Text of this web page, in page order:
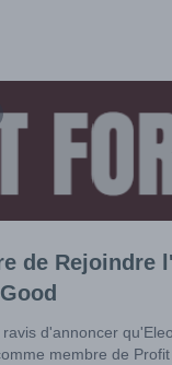
de Rejoindre
d'annoncer
membre de